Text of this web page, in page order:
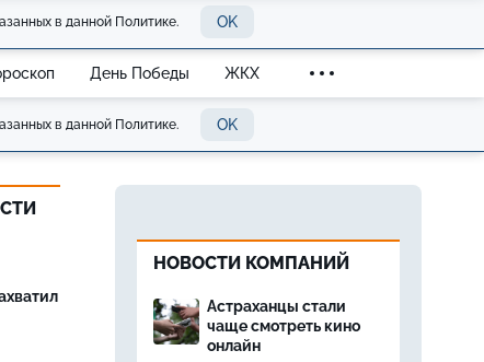
в данной Политике. OK
День Победы ЖКХ
в данной Политике. OK
НОВОСТИ КОМПАНИЙ
Астраханцы стали
чаще смотреть кино
онлайн